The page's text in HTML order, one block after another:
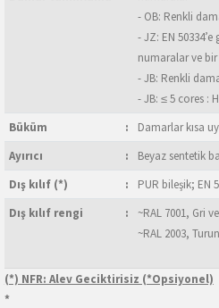
- OB: Renkli
- JZ: EN
numaralar ve bir
- JB: Renkli
- JB: ≤ 5 cores :
Büküm
:
Damarlar kısa
Ayırıcı
:
Beyaz sentetik
Dış kılıf (*)
:
PUR bileşik; EN
Dış kılıf rengi
:
~RAL 7001, Gri
~RAL 2003,
(*) NFR: Alev Geciktirisiz (*Opsiyonel)
*